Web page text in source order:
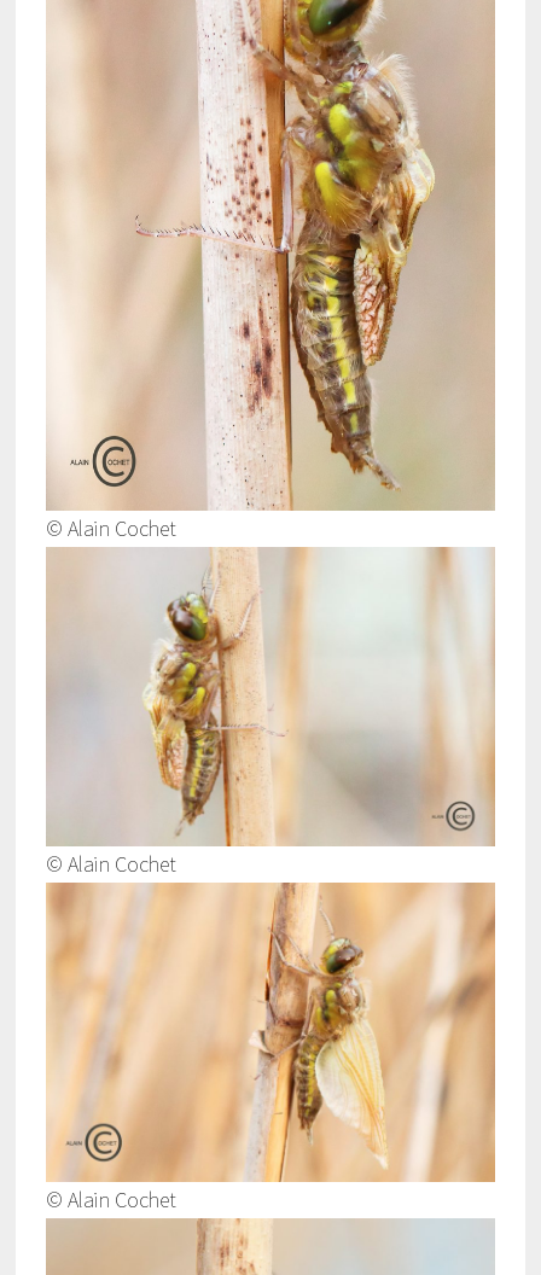
© Alain Cochet
© Alain Cochet
© Alain Cochet